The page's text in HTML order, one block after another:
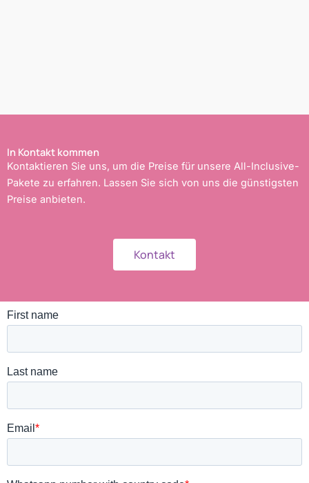
In Kontakt kommen
Kontaktieren Sie uns, um die Preise für unsere All-Inclusive-
Pakete zu erfahren. Lassen Sie sich von uns die günstigsten
Preise anbieten.
Kontakt